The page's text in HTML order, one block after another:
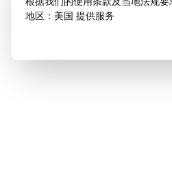
地区：美国 提供服务